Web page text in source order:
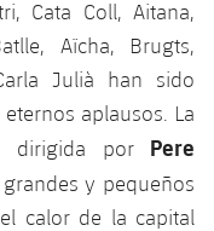
Cata Coll, Aitana,
Aïcha, Brugts,
Julià han sido
aplausos. La
dirigida por Pere
y pequeños
calor de la capital